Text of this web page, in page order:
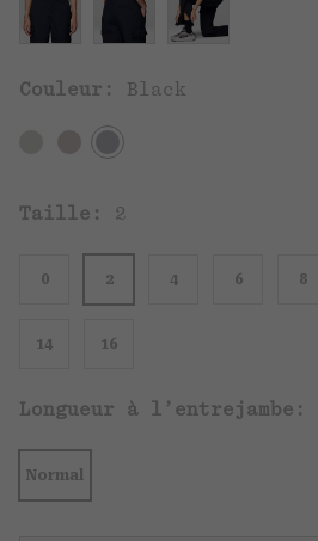
Couleur: Black
Taille: 2
0 2 4 6 8
14 16
Longueur à l’entrejambe:
Normal